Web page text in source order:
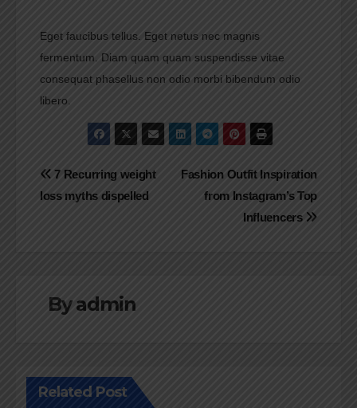
Eget faucibus tellus. Eget netus nec magnis
fermentum. Diam quam quam suspendisse vitae
consequat phasellus non odio morbi bibendum odio
libero.
Navigasi
pos
Fashion Outfit Inspiration
from Instagram’s Top
Influencers
7 Recurring weight
loss myths dispelled
Byadmin
Related Post